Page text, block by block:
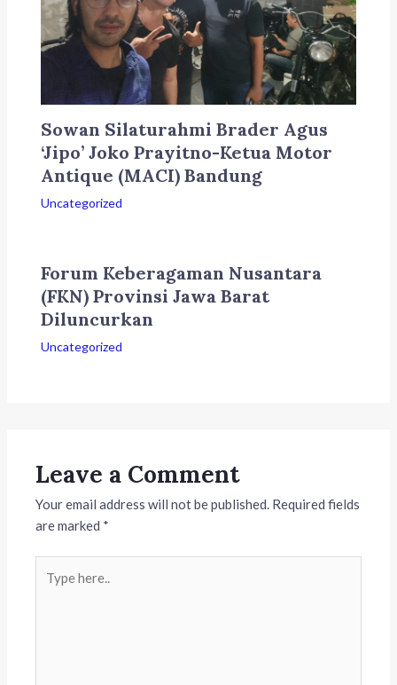
Sowan Silaturahmi Brader Agus
‘Jipo’ Joko Prayitno-Ketua Motor
Antique (MACI) Bandung
Uncategorized
Forum Keberagaman Nusantara
(FKN) Provinsi Jawa Barat
Diluncurkan
Uncategorized
Leave a Comment
Your email address will not be published. Required fields
are marked *
here..